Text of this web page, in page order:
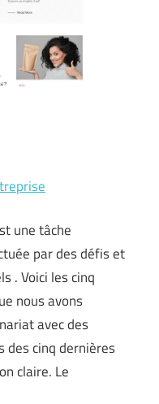
une tâche
par des défis et
. Voici les cinq
nous avons
avec des
des cinq dernières
claire. Le